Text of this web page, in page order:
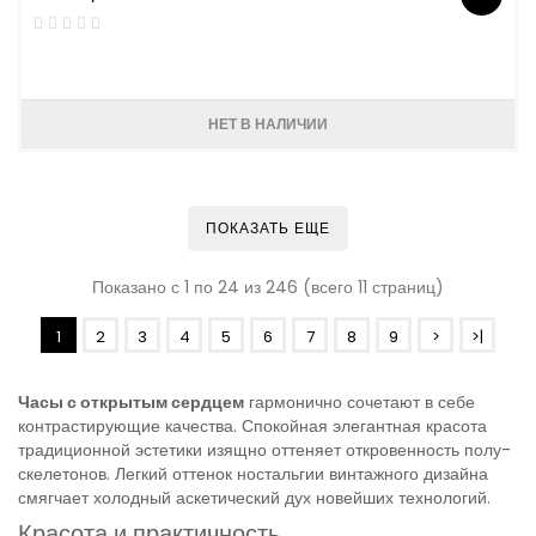
НЕТ В НАЛИЧИИ
ПОКАЗАТЬ ЕЩЕ
Показано с 1 по 24 из 246 (всего 11 страниц)
1 2 3 4 5 6 7 8 9 > >|
Часы с открытым сердцем гармонично сочетают в себе
контрастирующие качества. Спокойная элегантная красота
традиционной эстетики изящно оттеняет откровенность полу-
скелетонов. Легкий оттенок ностальгии винтажного дизайна
смягчает холодный аскетический дух новейших технологий.